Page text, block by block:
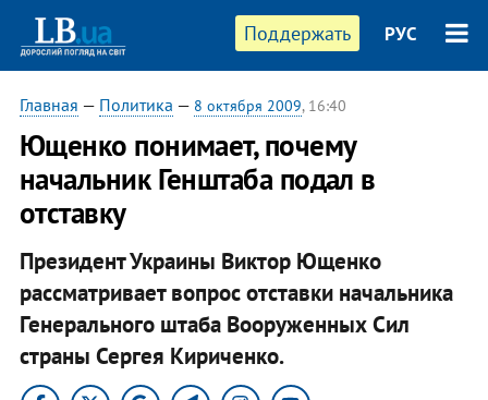
Поддержать РУС
Главная — Политика — 8 октября 2009, 16:40
Ющенко понимает, почему
начальник Генштаба подал в
отставку
Президент Украины Виктор Ющенко
рассматривает вопрос отставки начальника
Генерального штаба Вооруженных Сил
страны Сергея Кириченко.